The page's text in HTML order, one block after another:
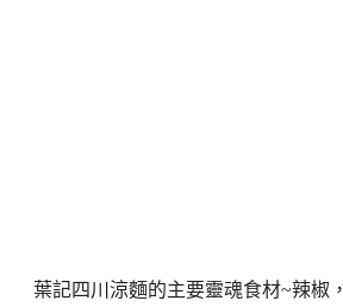
葉記四川涼麵的主要靈魂食材~辣椒